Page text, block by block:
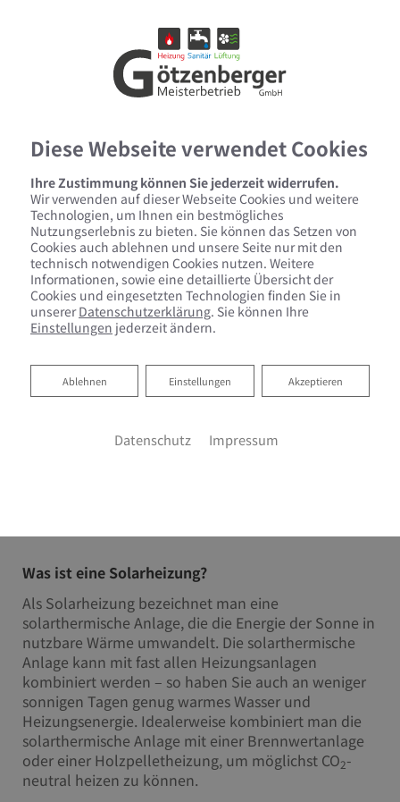
Götzenberger GmbH: Ihr Partner für
Was ist eine Solarheizung?
Als Solarheizung bezeichnet man eine
solarthermische Anlage, die die Energie der Sonne in
nutzbare Wärme umwandelt. Die solarthermische
Anlage kann mit fast allen Heizungsanlagen
kombiniert werden – so haben Sie auch an weniger
sonnigen Tagen genug warmes Wasser und
Heizungsenergie. Idealerweise kombiniert man die
solarthermische Anlage mit einer Brennwertanlage
oder einer Holzpelletheizung, um möglichst CO2-
neutral heizen zu können.
Diese Webseite verwendet Cookies
Ihre Zustimmung können Sie jederzeit widerrufen.
Wir verwenden auf dieser Webseite Cookies und weitere
Technologien, um Ihnen ein bestmögliches
Nutzungserlebnis zu bieten. Sie können das Setzen von
Cookies auch ablehnen und unsere Seite nur mit den
technisch notwendigen Cookies nutzen. Weitere
Informationen, sowie eine detaillierte Übersicht der
Cookies und eingesetzten Technologien finden Sie in
unsererDatenschutzerklärung. Sie können Ihre
Einstellungen jederzeit ändern.
Akzeptieren
Einstellungen
Ablehnen
Ablehnen
Datenschutz Impressum